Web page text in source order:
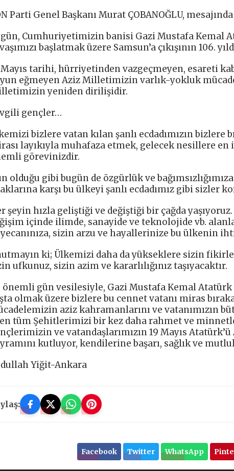
Parti Genel Başkanı Murat ÇOBANOĞLU,
Cumhuriyetimizin banisi Gazi Mustafa Kemal
başlatmak üzere Samsun’a çıkışının 106.
Mayıs tarihi, hürriyetinden vazgeçmeyen, esareti
eğmeyen Aziz Milletimizin varlık-yokluk
yeniden dirilişidir.
gençler…
bizlere vatan kılan şanlı ecdadımızın bizlere
layıkıyla muhafaza etmek, gelecek nesillere
görevinizdir.
olduğu gibi bugün de özgürlük ve
karşı bu ülkeyi şanlı ecdadımız gibi sizler
şeyin hızla geliştiği ve değiştiği bir çağda yaşıyoruz.
içinde ilimde, sanayide ve teknolojide vb.
sizin arzu ve hayallerinize bu ülkenin
ki; Ülkemizi daha da yükseklere sizin
ufkunuz, sizin azim ve kararlılığınız taşıyacaktır.
önemli gün vesilesiyle, Gazi Mustafa Kemal Atatürk
olmak üzere bizlere bu cennet vatanı miras
aziz kahramanlarını ve vatanımızın
tüm Şehitlerimizi bir kez daha rahmet ve
ve vatandaşlarımızın 19 Mayıs
kutluyor, kendilerine başarı, sağlık ve
Yiğit-Ankara
Facebook Twitter WhatsApp